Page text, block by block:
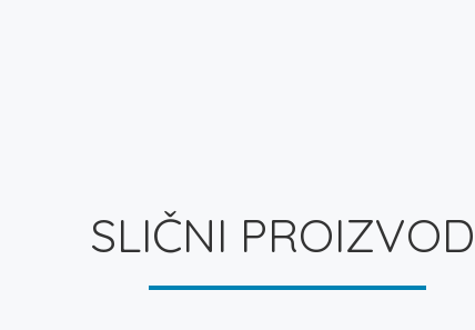
SLIČNI